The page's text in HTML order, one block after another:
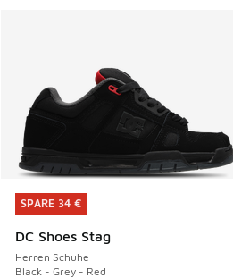
SPARE 34 €
DC Shoes Stag
Herren Schuhe
Black - Grey - Red
SPARE 34 €